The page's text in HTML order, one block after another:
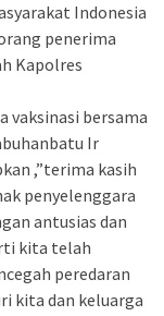
Indonesia
penerima
Kapolres
vaksinasi bersama
Ir
,”terima kasih
penyelenggara
antusias dan
kita telah
peredaran
kita dan keluarga